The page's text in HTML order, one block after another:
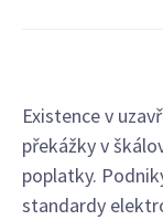
Existence v
překážky v
poplatky.
standardy